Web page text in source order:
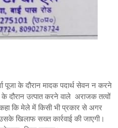
पूजा के दौरान मादक पदार्थ सेवन न करने
के दौरान उत्पात करने वाले अराजक तत्वों
कि मेले में किसी भी प्रकार से अगर
खिलाफ सख्त कार्रवाई की जाएगी।